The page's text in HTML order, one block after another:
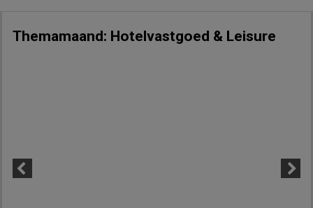
Themamaand: Hotelvastgoed & Leisure